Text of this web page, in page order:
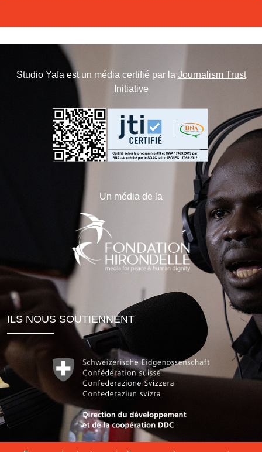
Studio Yafa est un média certifié par la Journalism Trust
Initiative
Un média de la
ILS NOUS SOUTIENNENT